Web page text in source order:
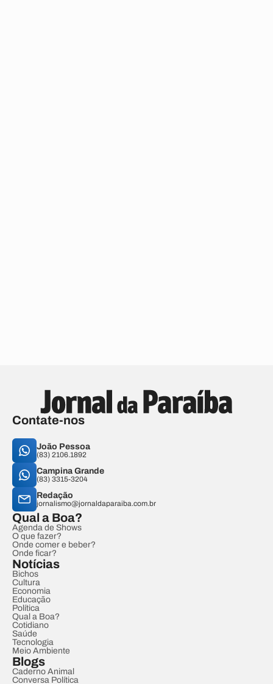
Contate-nos
João Pessoa
(83) 2106.1892
Campina Grande
(83) 3315-3204
Redação
jornalismo@jornaldaparaiba.com.br
Qual a Boa?
Agenda de Shows
O que fazer?
Onde comer e beber?
Onde ficar?
Notícias
Bichos
Cultura
Economia
Educação
Política
Qual a Boa?
Cotidiano
Saúde
Tecnologia
Meio Ambiente
Blogs
Caderno Animal
Conversa Política